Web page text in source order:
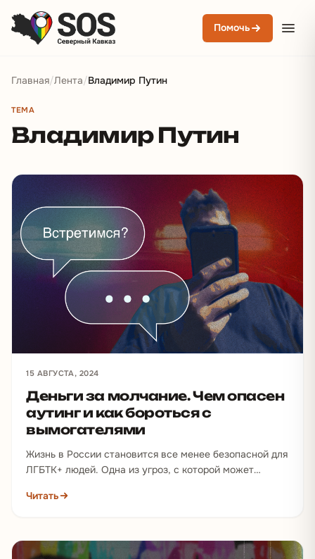
Помочь
Главная/Лента/Владимир Путин
ТЕМА
Владимир Путин
15 АВГУСТА, 2024
Деньги за молчание. Чем опасен
аутинг и как бороться с
вымогателями
Жизнь в России становится все менее безопасной для
ЛГБТК+ людей. Одна из угроз, с которой может
аутинг.…
Читать